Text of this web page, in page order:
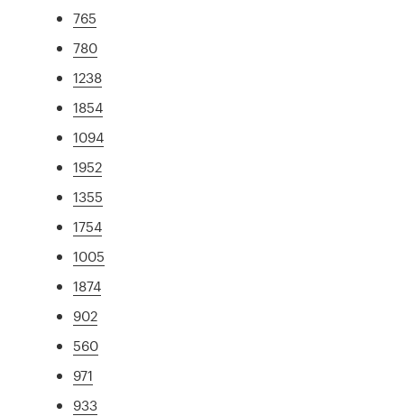
765
780
1238
1854
1094
1952
1355
1754
1005
1874
902
560
971
933